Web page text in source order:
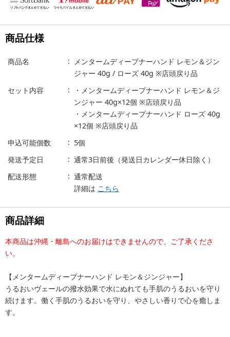
商品仕様
商品名
メンタームディープナーハンド レモン＆ジン
ジャー 40g / ローズ 40g ※店頭戻り品
セット内容
・メンタームディープナーハンド レモン＆ジ
ンジャー 40g×12個 ※店頭戻り品
・メンタームディープナーハンド ローズ 40g
×12個 ※店頭戻り品
申込可能個数
5個
発送予定日
通常3日前後（発送日カレンダー休日除く）
配送形態
通常配送
詳細は こちら
商品詳細
本商品は沖縄・離島へのお届けはできませんので、ご了承くださ
い。
【メンタームディープナーハンド レモン＆ジンジャー】
うるおいヴェールの撥水効果で水にぬれても手肌のうるおいを守り
続けます。働く手肌のうるおいを守り、やさしい香りで心を癒しま
す。